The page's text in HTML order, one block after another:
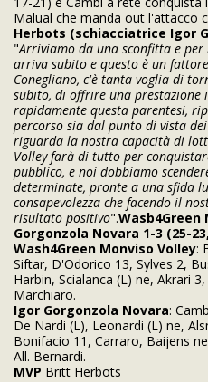
Malual che manda out l'attacco
Herbots (schiacciatrice Igor
"Arriviamo da una sconfitta e
arriva subito e questo è un
Conegliano, c'è tanta voglia di
subito, di offrire una prestazione
rapidamente questa parentesi,
percorso sia dal punto di vista
riguarda la nostra capacità di
Volley farà di tutto per
pubblico, e noi dobbiamo
determinate, pronte a una sfida
consapevolezza che facendo il
risultato positivo".Wasb4Green
Gorgonzola Novara 1-3 (25-
Wash4Green Monviso Volley:
Siftar, D'Odorico 13, Sylves 2,
Harbin, Scialanca (L) ne, Akrari
Marchiaro.
Igor Gorgonzola Novara:
De Nardi (L), Leonardi (L) ne,
Bonifacio 11, Carraro, Baijens
All. Bernardi.
MVP Britt Herbots